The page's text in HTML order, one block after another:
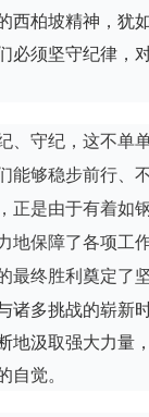
西柏坡精神，犹
必须坚守纪律，
、守纪，这不单
能够稳步前行、
正是由于有着如
地保障了各项工
最终胜利奠定了
诸多挑战的崭新
地汲取强大力量
自觉。